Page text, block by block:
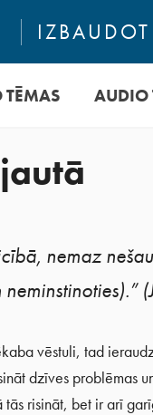
AUDIO
nemaz
vēstuli, tad
dzīves problēmas
tās risināt, bet ir arī